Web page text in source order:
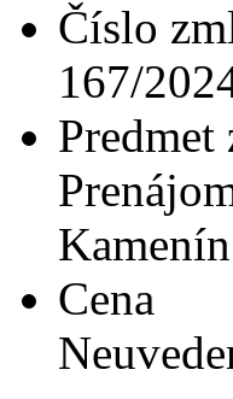
Číslo
167/
Kamenín
Cena